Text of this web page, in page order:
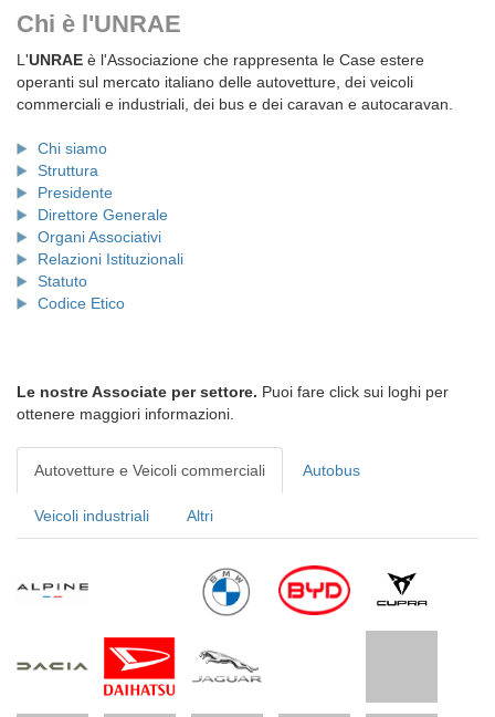
Chi è l'UNRAE
L'UNRAE è l'Associazione che rappresenta le Case estere
operanti sul mercato italiano delle autovetture, dei veicoli
commerciali e industriali, dei bus e dei caravan e autocaravan.
Chi siamo
Struttura
Presidente
Direttore Generale
Organi Associativi
Relazioni Istituzionali
Statuto
Codice Etico
Le nostre Associate per settore. Puoi fare click sui loghi per
ottenere maggiori informazioni.
Autovetture e Veicoli commerciali Autobus
Veicoli industriali Altri